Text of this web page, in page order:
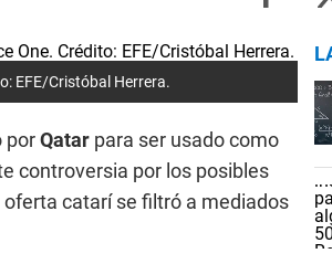
EFE/Cristóbal Herrera.
porQatar para ser usado como
controversia por los posibles
catarí se filtró a mediados